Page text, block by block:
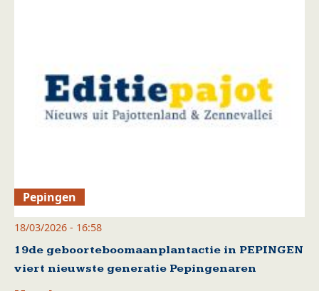
Pepingen
18/03/2026 - 16:58
19de geboorteboomaanplantactie in PEPINGEN
viert nieuwste generatie Pepingenaren